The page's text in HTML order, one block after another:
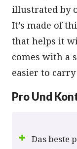
illustrated by
It’s made of
that helps it
comes with a
easier to
Pro Und
Das beste